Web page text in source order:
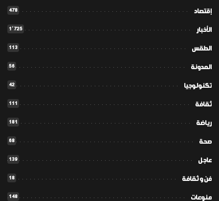
إقتصاد 478
الأخبار 1٬725
الطقس 113
المدونة 56
تكنولوجيا 42
ثقافة 111
رياضة 181
صحة 68
عاجل 139
فن و ثقافة 18
منوعات 148